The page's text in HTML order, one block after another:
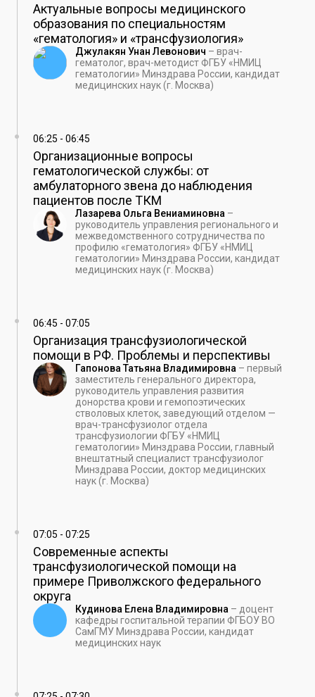
Актуальные вопросы медицинского
образования по специальностям
«гематология» и «трансфузиология»
Джулакян Унан Левонович – врач-
гематолог, врач-методист ФГБУ «НМИЦ
гематологии» Минздрава России, кандидат
медицинских наук (г. Москва)
06:25 - 06:45
Организационные вопросы
гематологической службы: от
амбулаторного звена до наблюдения
пациентов после ТКМ
Лазарева Ольга Вениаминовна –
руководитель управления регионального и
межведомственного сотрудничества по
профилю «гематология» ФГБУ «НМИЦ
гематологии» Минздрава России, кандидат
медицинских наук (г. Москва)
06:45 - 07:05
Организация трансфузиологической
помощи в РФ. Проблемы и перспективы
Гапонова Татьяна Владимировна – первый
заместитель генерального директора,
руководитель управления развития
донорства крови и гемопоэтических
стволовых клеток, заведующий отделом —
врач-трансфузиолог отдела
трансфузиологии ФГБУ «НМИЦ
гематологии» Минздрава России, главный
внештатный специалист трансфузиолог
Минздрава России, доктор медицинских
наук (г. Москва)
07:05 - 07:25
Современные аспекты
трансфузиологической помощи на
примере Приволжского федерального
округа
Кудинова Елена Владимировна – доцент
кафедры госпитальной терапии ФГБОУ ВО
СамГМУ Минздрава России, кандидат
медицинских наук